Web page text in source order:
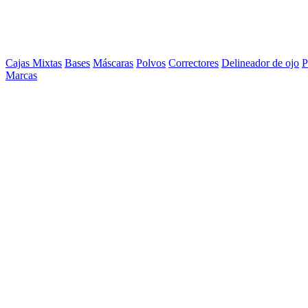
Cajas Mixtas Bases Máscaras Polvos Correctores Delineador de ojo
Marcas